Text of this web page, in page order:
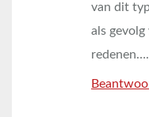
van dit
als gevolg
redenen….